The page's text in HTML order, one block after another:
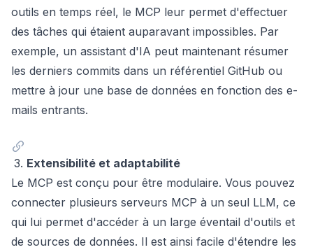
outils en temps réel, le MCP leur permet d'effectuer
des tâches qui étaient auparavant impossibles. Par
exemple, un assistant d'IA peut maintenant résumer
les derniers commits dans un référentiel GitHub ou
mettre à jour une base de données en fonction des e-
mails entrants.
3. Extensibilité et adaptabilité
Le MCP est conçu pour être modulaire. Vous pouvez
connecter plusieurs serveurs MCP à un seul LLM, ce
qui lui permet d'accéder à un large éventail d'outils et
de sources de données. Il est ainsi facile d'étendre les